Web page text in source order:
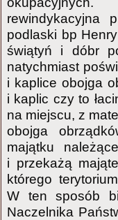
rewindykacyjna
podlaski bp
świątyń i dóbr
natychmiast
i kaplice obojga
i kaplic czy to
na miejscu, z
obojga
majątku
i przekażą
którego
W ten sposób
Naczelnika